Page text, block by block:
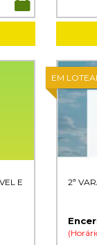
E
EM
2ª